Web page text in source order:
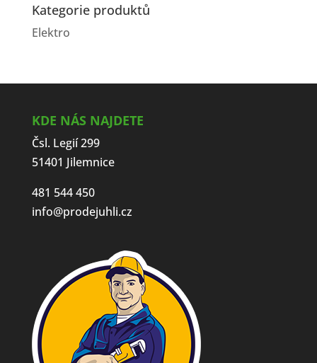
Kategorie produktů
Elektro
KDE NÁS NAJDETE
Čsl. Legií 299
51401 Jilemnice
481 544 450
info@prodejuhli.cz